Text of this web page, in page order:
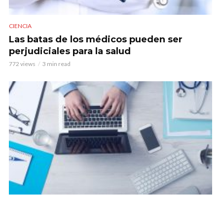
CIENCIA
Las batas de los médicos pueden ser
perjudiciales para la salud
772 views 3 min read